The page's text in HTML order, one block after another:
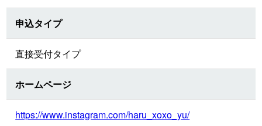
申込タイプ
直接受付タイプ
ホームページ
https://www.instagram.com/haru_xoxo_yu/